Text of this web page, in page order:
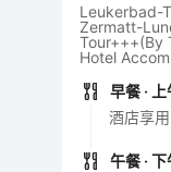
Leukerbad-
Zermatt-
Tour+++(By
Hotel
早餐 ·
酒店享用
午餐 ·